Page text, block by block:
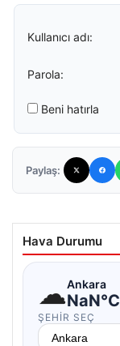
Kullanıcı adı:
Parola:
Beni hatırla
Paylaş:
Hava Durumu
☁Ankara
NaN°C
ŞEHIR SEÇ